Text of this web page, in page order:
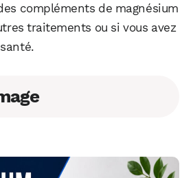
compléments de magnésium
traitements ou si vous avez